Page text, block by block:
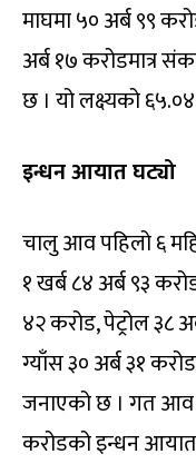
माघमा ५० अर्ब ९९
अर्ब १७ करोडमात्र
छ । यो लक्ष्यको ६५.०४
इन्धन आयात घट्यो
चालु आव पहिलो ६
१ खर्ब ८४ अर्ब ९३
४२ करोड, पेट्रोल ३८
ग्याँस ३० अर्ब ३१
जनाएको छ । गत आव
करोडको इन्धन